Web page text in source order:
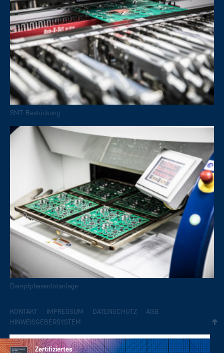
SMT-Bestückung
Dampfphasenlötanlage
KONTAKT IMPRESSUM DATENSCHUTZ
AGB
HINWEISGEBERSYSTEM
Zertifiziertes